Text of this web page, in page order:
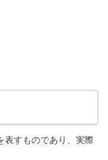
表すものであり、実際